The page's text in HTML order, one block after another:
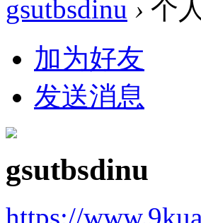
gsutbsdinu › 个
加为好友
发送消息
gsutbsdinu
https://